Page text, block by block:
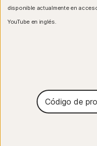
disponible actualmente en
YouTube en inglés.
Código
de
promoción